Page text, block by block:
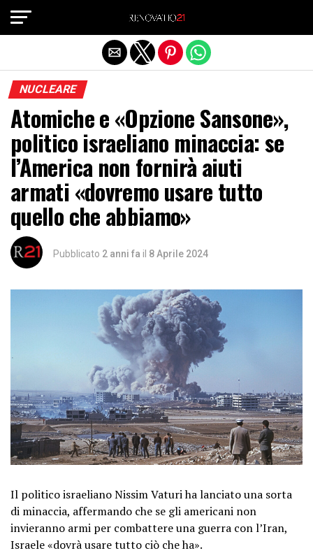
NUCLEARE
Atomiche e «Opzione Sansone»,
politico israeliano minaccia: se
l’America non fornirà aiuti
armati «dovremo usare tutto
quello che abbiamo»
Pubblicato 2 anni fa il 8 Aprile 2024
Il politico israeliano Nissim Vaturi ha lanciato una sorta
di minaccia, affermando che se gli americani non
invieranno armi per combattere una guerra con l’Iran,
Israele «dovrà usare tutto ciò che ha».
Exit mobile version